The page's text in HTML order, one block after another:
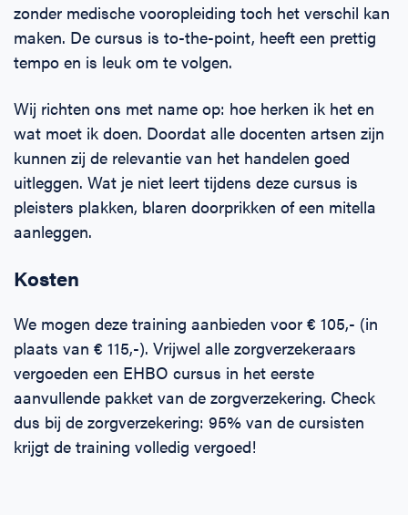
zonder medische vooropleiding toch het verschil kan
maken. De cursus is to-the-point, heeft een prettig
tempo en is leuk om te volgen.
Wij richten ons met name op: hoe herken ik het en
wat moet ik doen. Doordat alle docenten artsen zijn
kunnen zij de relevantie van het handelen goed
uitleggen. Wat je niet leert tijdens deze cursus is
pleisters plakken, blaren doorprikken of een mitella
aanleggen.
Kosten
We mogen deze training aanbieden voor € 105,- (in
plaats van € 115,-). Vrijwel alle zorgverzekeraars
vergoeden een EHBO cursus in het eerste
aanvullende pakket van de zorgverzekering. Check
dus bij de zorgverzekering: 95% van de cursisten
krijgt de training volledig vergoed!